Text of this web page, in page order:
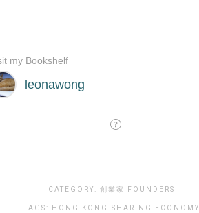
CATEGORY: 創業家 FOUNDERS
TAGS: HONG KONG SHARING ECONOMY